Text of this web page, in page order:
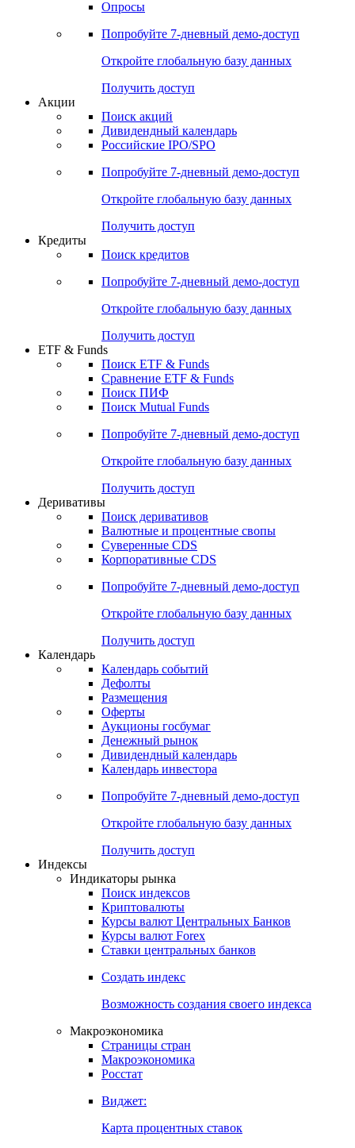
Опросы
Попробуйте 7-дневный демо-доступ
Откройте глобальную базу данных
Получить доступ
Акции
Поиск акций
Дивидендный календарь
Российские IPO/SPO
Попробуйте 7-дневный демо-доступ
Откройте глобальную базу данных
Получить доступ
Кредиты
Поиск кредитов
Попробуйте 7-дневный демо-доступ
Откройте глобальную базу данных
Получить доступ
ETF & Funds
Поиск ETF & Funds
Сравнение ETF & Funds
Поиск ПИФ
Поиск Mutual Funds
Попробуйте 7-дневный демо-доступ
Откройте глобальную базу данных
Получить доступ
Деривативы
Поиск деривативов
Валютные и процентные свопы
Суверенные CDS
Корпоративные CDS
Попробуйте 7-дневный демо-доступ
Откройте глобальную базу данных
Получить доступ
Календарь
Календарь событий
Дефолты
Размещения
Оферты
Аукционы госбумаг
Денежный рынок
Дивидендный календарь
Календарь инвестора
Попробуйте 7-дневный демо-доступ
Откройте глобальную базу данных
Получить доступ
Индексы
Индикаторы рынка
Поиск индексов
Криптовалюты
Курсы валют Центральных Банков
Курсы валют Forex
Ставки центральных банков
Создать индекс
Возможность создания своего индекса
Макроэкономика
Страницы стран
Макроэкономика
Росстат
Виджет:
Карта процентных ставок